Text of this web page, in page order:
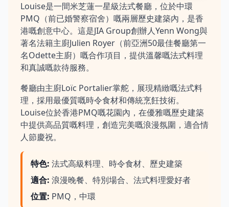
Louise是一間米芝蓮一星級法式餐廳，位於中環
PMQ（前已婚警察宿舍）嘅兩層歷史建築內，是香
港嘅創意中心。這是JIA Group創辦人Yenn Wong與
著名法籍主廚Julien Royer（前亞洲50最佳餐廳第一
名Odette主廚）嘅合作項目，提供溫馨嘅法式料理
和真誠嘅款待服務。
餐廳由主廚Loïc Portalier掌舵，展現精緻嘅法式料
理，採用最優質嘅時令食材和傳統烹飪技術。
Louise位於香港PMQ嘅花園內，在優雅嘅歷史建築
中提供高品質嘅料理，創造完美嘅浪漫氛圍，適合情
人節慶祝。
特色: 法式高級料理、時令食材、歷史建築
適合: 浪漫晚餐、特別場合、法式料理愛好者
位置: PMQ，中環